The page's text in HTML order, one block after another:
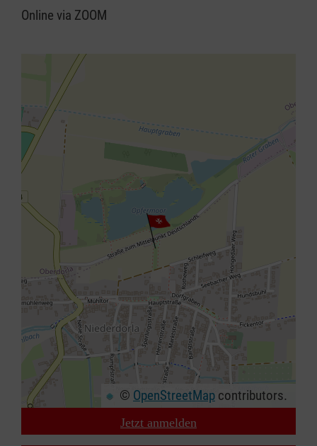
Online via ZOOM
© OpenStreetMap contributors.
Jetzt anmelden